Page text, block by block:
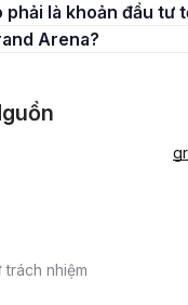
phải là khoản đầu tư
Arena?
trách nhiệm